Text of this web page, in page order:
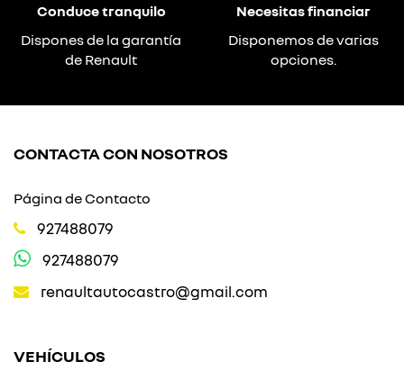
Conduce tranquilo
Dispones de la garantía
de Renault
Necesitas financiar
Disponemos de varias
opciones.
CONTACTA CON NOSOTROS
Página de Contacto
927488079
927488079
renaultautocastro@gmail.com
VEHÍCULOS